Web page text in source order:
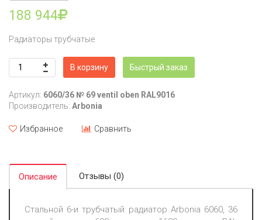
188 944
Радиаторы трубчатые
В корзину Быстрый заказ
Артикул: 6060/36 № 69 ventil oben RAL9016
Производитель: Arbonia
Избранное Сравнить
Описание Отзывы (0)
Стальной 6-и трубчатый радиатор Arbonia 6060, 36